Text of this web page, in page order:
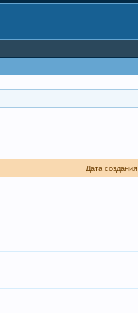
Дата создания